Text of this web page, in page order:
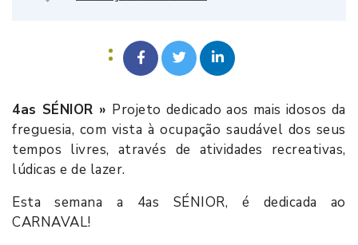
4as SÉNIOR » Projeto dedicado aos mais idosos da
freguesia, com vista à ocupação saudável dos seus
tempos livres, através de atividades recreativas,
lúdicas e de lazer.
Esta semana a 4as SÉNIOR, é dedicada ao
CARNAVAL!